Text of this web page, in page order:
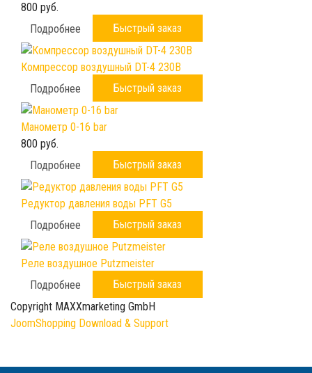
800 руб.
Подробнее
Быстрый заказ
Компрессор воздушный DT-4 230B
Подробнее
Быстрый заказ
Манометр 0-16 bar
800 руб.
Подробнее
Быстрый заказ
Редуктор давления воды PFT G5
Подробнее
Быстрый заказ
Реле воздушное Putzmeister
Подробнее
Быстрый заказ
Copyright MAXXmarketing GmbH
JoomShopping Download & Support